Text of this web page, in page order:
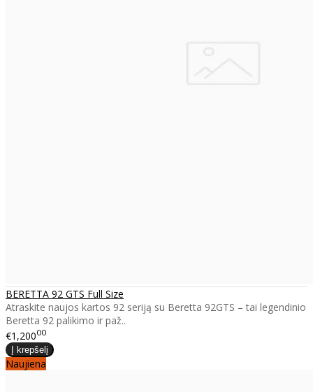
BERETTA 92 GTS Full Size
Atraskite naujos kartos 92 seriją su Beretta 92GTS – tai legendinio
Beretta 92 palikimo ir paž..
€1,20000
Naujiena